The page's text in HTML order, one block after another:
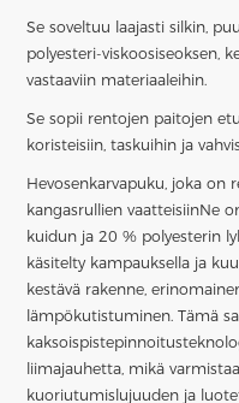
Se soveltuu laajasti silkin,
polyesteri-viskoosiseoksen,
vastaaviin materiaaleihin.
Se sopii rentojen paitojen
koristeisiin, taskuihin ja
Hevosenkarvapuku, joka
kangasrullien vaatteisiinNe
kuidun ja 20 % polyesterin
käsitelty kampauksella ja
kestävä rakenne,
lämpökutistuminen. Tämä
liimajauhetta, mikä
kuoriutumislujuuden ja